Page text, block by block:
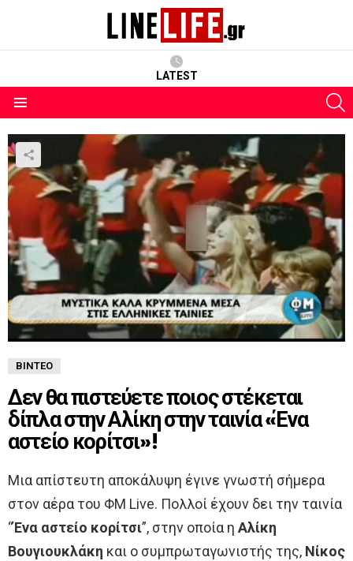
LATEST
ΒΊΝΤΕΟ
Δεν θα πιστεύετε ποιος στέκεται
δίπλα στην Αλίκη στην ταινία «Ένα
αστείο κορίτσι»!
Μια απίστευτη αποκάλυψη έγινε γνωστή σήμερα
στον αέρα του ΦΜ Live. Πολλοί έχουν δει την ταινία
“Ένα αστείο κορίτσι”, στην οποία η Αλίκη
Βουγιουκλάκη και ο συμπρωταγωνιστής της, Νίκος